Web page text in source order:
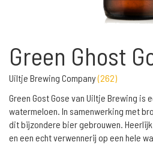
Green Ghost
Uiltje Brewing Company(262)
Green Gost Gose van Uiltje Brewing is
watermeloen. In samenwerking met
dit bijzondere bier gebrouwen.
en een echt verwennerij op een hele